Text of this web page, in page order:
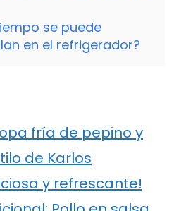
se puede
en el refrigerador?
fría de pepino y
de Karlos
y refrescante!